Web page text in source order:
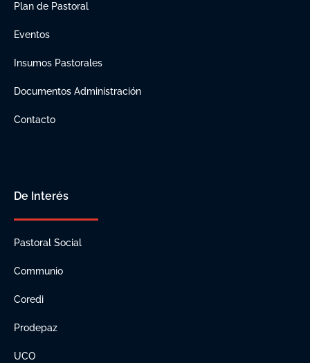
Plan de Pastoral
Eventos
Insumos Pastorales
Documentos Administración
Contacto
De Interés
Pastoral Social
Communio
Coredi
Prodepaz
UCO